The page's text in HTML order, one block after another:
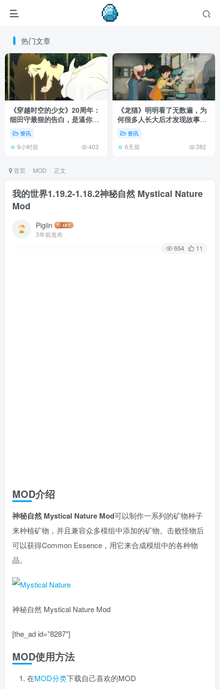
热门文章
《穿越时空的少女》20周年：
细田守最狠的告白，是逼你承
认有些夏天回不去了！
资讯
9小时前 403
《龙猫》明明看了无数遍，为
何很多人长大后才发现故事根
本不在 1988 年！
资讯
6天前 382
首页 MOD 正文
我的世界1.19.2-1.18.2神秘自然 Mystical Nature
Mod
Piglin
3年前发布
654 11
MOD介绍
神秘自然 Mystical Nature Mod可以制作一系列的矿物种子
来种植矿物，并且兼容众多模组中添加的矿物。击败怪物后
可以获得Common Essence，用它来合成模组中的各种物
品。
神秘自然 Mystical Nature Mod
[the_ad id=”8287″]
MOD使用方法
在MOD分类下载自己喜欢的MOD